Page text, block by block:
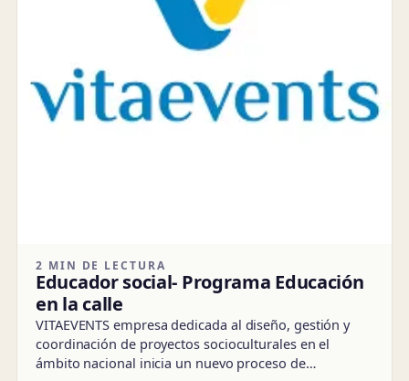
2 MIN DE LECTURA
Educador social- Programa Educación
en la calle
VITAEVENTS empresa dedicada al diseño, gestión y
coordinación de proyectos socioculturales en el
ámbito nacional inicia un nuevo proceso de…